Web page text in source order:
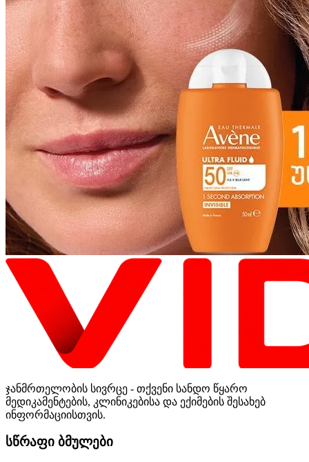
ჯანმრთელობის სივრცე - თქვენი სანდო წყარო
მედიკამენტების, კლინიკებისა და ექიმების შესახებ
ინფორმაციისთვის.
სწრაფი ბმულები